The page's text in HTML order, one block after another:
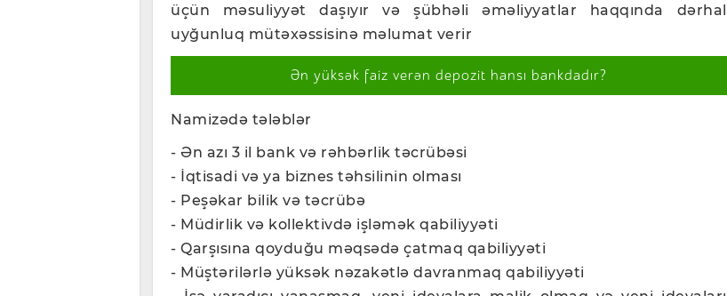
üçün məsuliyyət daşıyır və şübhəli əməliyyatlar haqqında dərhal
uyğunluq mütəxəssisinə məlumat verir
Ən yüksək faiz verən depozit hansı bankdadır?
Namizədə tələblər
- Ən azı 3 il bank və rəhbərlik təcrübəsi
- İqtisadi və ya biznes təhsilinin olması
- Peşəkar bilik və təcrübə
- Müdirlik və kollektivdə işləmək qabiliyyəti
- Qarşısına qoyduğu məqsədə çatmaq qabiliyyəti
- Müştərilərlə yüksək nəzakətlə davranmaq qabiliyyəti